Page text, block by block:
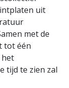
uit
met de
tot één
het
tijd te zien zal